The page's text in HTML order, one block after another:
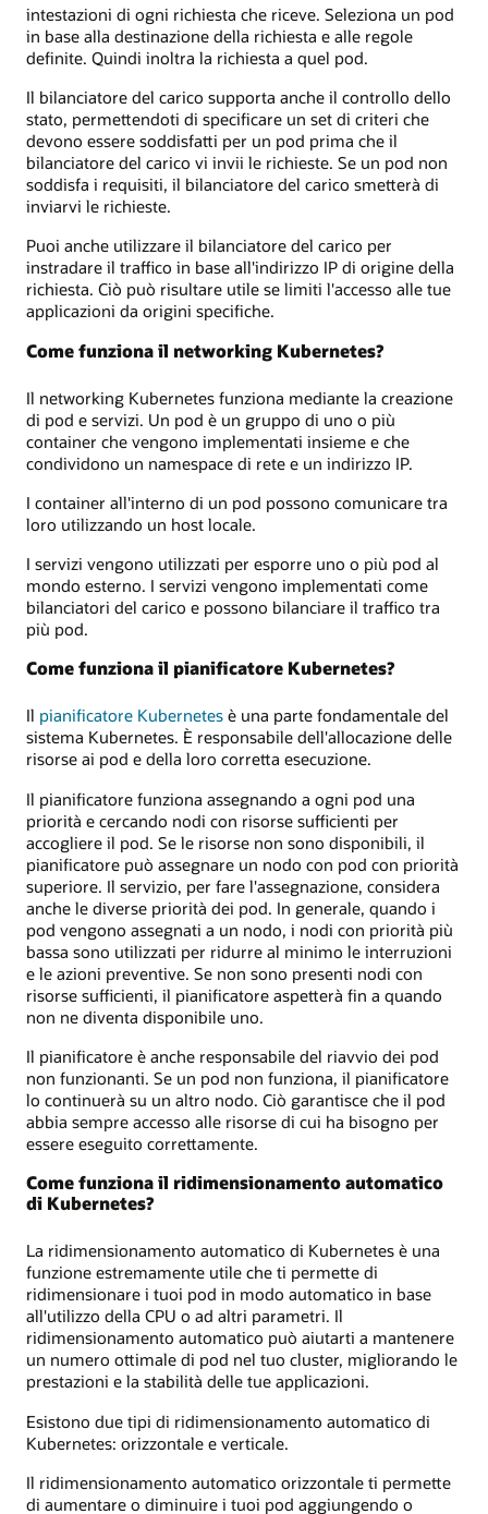
intestazioni di ogni richiesta che riceve. Seleziona un pod
in base alla destinazione della richiesta e alle regole
definite. Quindi inoltra la richiesta a quel pod.
Il bilanciatore del carico supporta anche il controllo dello
stato, permettendoti di specificare un set di criteri che
devono essere soddisfatti per un pod prima che il
bilanciatore del carico vi invii le richieste. Se un pod non
soddisfa i requisiti, il bilanciatore del carico smetterà di
inviarvi le richieste.
Puoi anche utilizzare il bilanciatore del carico per
instradare il traffico in base all'indirizzo IP di origine della
richiesta. Ciò può risultare utile se limiti l'accesso alle tue
applicazioni da origini specifiche.
Come funziona il networking Kubernetes?
Il networking Kubernetes funziona mediante la creazione
di pod e servizi. Un pod è un gruppo di uno o più
container che vengono implementati insieme e che
condividono un namespace di rete e un indirizzo IP.
I container all'interno di un pod possono comunicare tra
loro utilizzando un host locale.
I servizi vengono utilizzati per esporre uno o più pod al
mondo esterno. I servizi vengono implementati come
bilanciatori del carico e possono bilanciare il traffico tra
più pod.
Come funziona il pianificatore Kubernetes?
Il pianificatore Kubernetes è una parte fondamentale del
sistema Kubernetes. È responsabile dell'allocazione delle
risorse ai pod e della loro corretta esecuzione.
Il pianificatore funziona assegnando a ogni pod una
priorità e cercando nodi con risorse sufficienti per
accogliere il pod. Se le risorse non sono disponibili, il
pianificatore può assegnare un nodo con pod con priorità
superiore. Il servizio, per fare l'assegnazione, considera
anche le diverse priorità dei pod. In generale, quando i
pod vengono assegnati a un nodo, i nodi con priorità più
bassa sono utilizzati per ridurre al minimo le interruzioni
e le azioni preventive. Se non sono presenti nodi con
risorse sufficienti, il pianificatore aspetterà fin a quando
non ne diventa disponibile uno.
Il pianificatore è anche responsabile del riavvio dei pod
non funzionanti. Se un pod non funziona, il pianificatore
lo continuerà su un altro nodo. Ciò garantisce che il pod
abbia sempre accesso alle risorse di cui ha bisogno per
essere eseguito correttamente.
Come funziona il ridimensionamento automatico
di Kubernetes?
La ridimensionamento automatico di Kubernetes è una
funzione estremamente utile che ti permette di
ridimensionare i tuoi pod in modo automatico in base
all'utilizzo della CPU o ad altri parametri. Il
ridimensionamento automatico può aiutarti a mantenere
un numero ottimale di pod nel tuo cluster, migliorando le
prestazioni e la stabilità delle tue applicazioni.
Esistono due tipi di ridimensionamento automatico di
Kubernetes: orizzontale e verticale.
Il ridimensionamento automatico orizzontale ti permette
di aumentare o diminuire i tuoi pod aggiungendo o